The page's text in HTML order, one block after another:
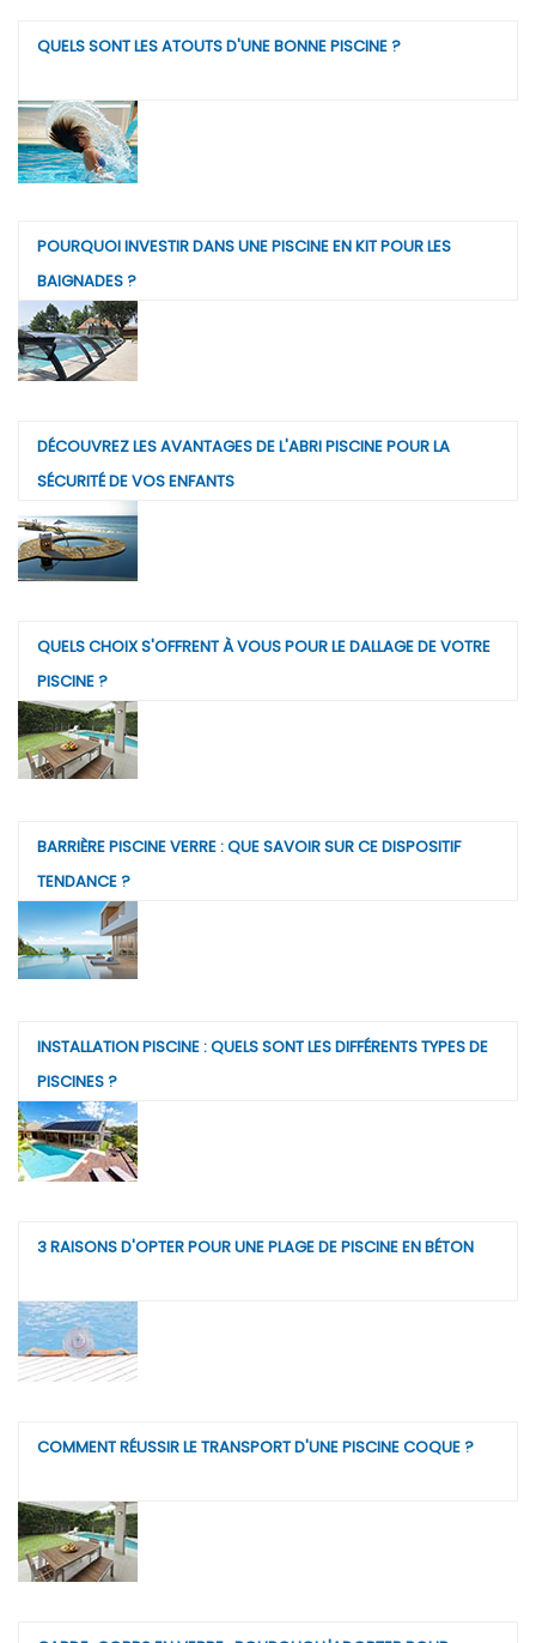
QUELS SONT LES ATOUTS D'UNE BONNE PISCINE ?
POURQUOI INVESTIR DANS UNE PISCINE EN KIT POUR LES
BAIGNADES ?
DÉCOUVREZ LES AVANTAGES DE L'ABRI PISCINE POUR LA
SÉCURITÉ DE VOS ENFANTS
QUELS CHOIX S'OFFRENT À VOUS POUR LE DALLAGE DE VOTRE
PISCINE ?
BARRIÈRE PISCINE VERRE : QUE SAVOIR SUR CE DISPOSITIF
TENDANCE ?
INSTALLATION PISCINE : QUELS SONT LES DIFFÉRENTS TYPES DE
PISCINES ?
3 RAISONS D'OPTER POUR UNE PLAGE DE PISCINE EN BÉTON
COMMENT RÉUSSIR LE TRANSPORT D'UNE PISCINE COQUE ?